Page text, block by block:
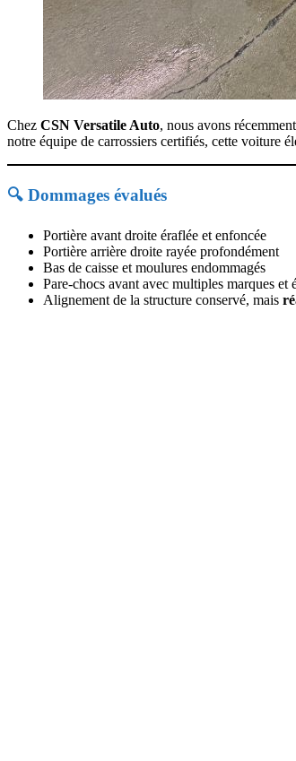
Chez CSN Versatile Auto, nous avons
notre équipe de carrossiers certifiés, cette voiture
🔍 Dommages évalués
Portière avant droite éraflée et enfoncée
Portière arrière droite rayée profondément
Bas de caisse et moulures endommagés
Pare-chocs avant avec multiples marques et
Alignement de la structure conservé, mais